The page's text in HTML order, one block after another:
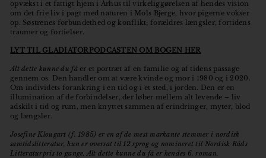
opvækst i et fattigt hjem i Århus til virkeliggørelsen af hendes vision
om det frie liv i pagt med naturen i Mols Bjerge, hvor pigerne vokser
op. Søstrenes forbundethed og konflikt; forældres længsler, fortidens
traumer og fortielser.
LYT TIL GLADIATORPODCASTEN OM BOGEN HER
Alt dette kunne du fåer et portræt af en familie og af tidens passage
gennem os. Den handler om at være kvinde og mor i 1980 og i 2020.
Om individets forankring i en tid og i et sted, i jorden. Den er en
illumination af de forbindelser, der løber mellem alt levende – liv
adskilt i tid og rum, men knyttet sammen af erindringer, myter, blod
og længsler.
Josefine Klougart (f. 1985) er en af de mest markante stemmer i nordisk
samtidslitteratur, hun er oversat til 12 sprog og nomineret til Nordisk Råds
Litteraturpris to gange. Alt dette kunne du få er hendes 6. roman.